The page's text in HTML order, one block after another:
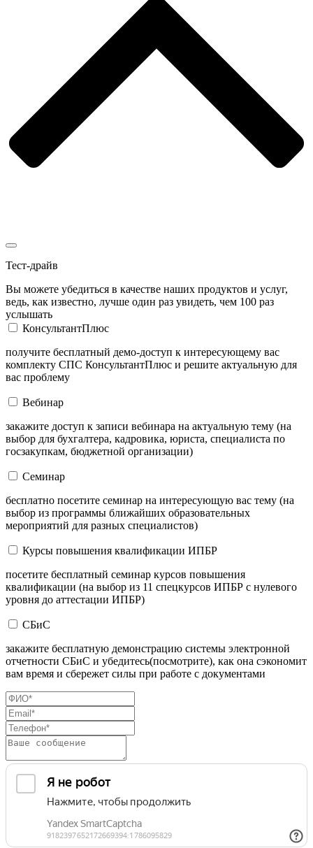
Тест-драйв
Вы можете убедиться в качестве наших продуктов и услуг,
ведь, как известно, лучше один раз увидеть, чем 100 раз
услышать
КонсультантПлюс
получите бесплатный демо-доступ к интересующему вас
комплекту СПС КонсультантПлюс и решите актуальную для
вас проблему
Вебинар
закажите доступ к записи вебинара на актуальную тему (на
выбор для бухгалтера, кадровика, юриста, специалиста по
госзакупкам, бюджетной организации)
Семинар
бесплатно посетите семинар на интересующую вас тему (на
выбор из программы ближайших образовательных
мероприятий для разных специалистов)
Курсы повышения квалификации ИПБР
посетите бесплатный семинар курсов повышения
квалификации (на выбор из 11 спецкурсов ИПБР с нулевого
уровня до аттестации ИПБР)
СБиС
закажите бесплатную демонстрацию системы электронной
отчетности СБиС и убедитесь(посмотрите), как она сэкономит
вам время и сбережет силы при работе с документами